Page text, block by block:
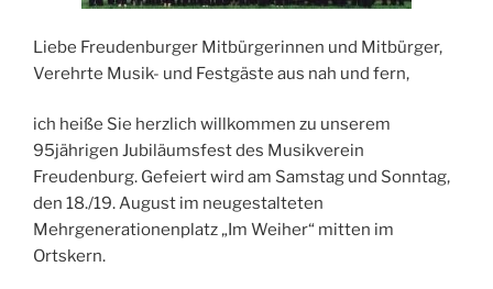
Liebe Freudenburger Mitbürgerinnen und Mitbürger,
Verehrte Musik- und Festgäste aus nah und fern,
ich heiße Sie herzlich willkommen zu unserem
95jährigen Jubiläumsfest des Musikverein
Freudenburg. Gefeiert wird am Samstag und Sonntag,
den 18./19. August im neugestalteten
Mehrgenerationenplatz „Im Weiher“ mitten im
Ortskern.